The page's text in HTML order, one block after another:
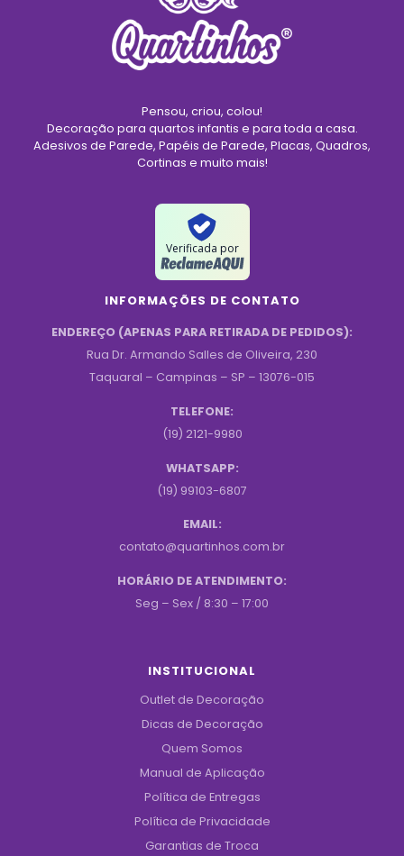
Pensou, criou, colou!
Decoração para quartos infantis e para toda a casa.
Adesivos de Parede, Papéis de Parede, Placas, Quadros,
Cortinas e muito mais!
Verificada por
INFORMAÇÕES DE CONTATO
ENDEREÇO (APENAS PARA RETIRADA DE PEDIDOS):
Rua Dr. Armando Salles de Oliveira, 230
Taquaral – Campinas – SP – 13076-015
TELEFONE:
(19) 2121-9980
WHATSAPP:
(19) 99103-6807
EMAIL:
contato@quartinhos.com.br
HORÁRIO DE ATENDIMENTO:
Seg – Sex / 8:30 – 17:00
INSTITUCIONAL
Outlet de Decoração
Dicas de Decoração
Quem Somos
Manual de Aplicação
Política de Entregas
Política de Privacidade
Garantias de Troca